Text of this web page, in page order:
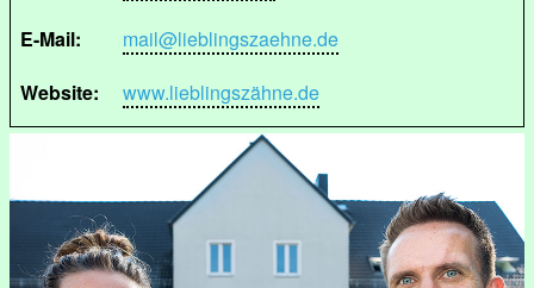
E-Mail:
mail@lieblingszaehne.de
Website:
www.lieblingszähne.de